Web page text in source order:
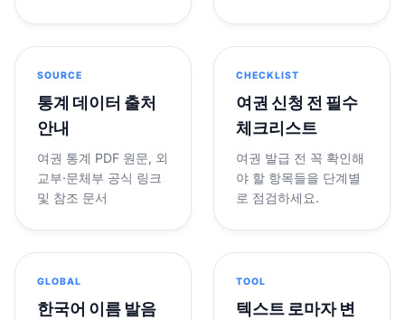
SOURCE
통계 데이터 출처
안내
여권 통계 PDF 원문, 외
교부·문체부 공식 링크
및 참조 문서
CHECKLIST
여권 신청 전 필수
체크리스트
여권 발급 전 꼭 확인해
야 할 항목들을 단계별
로 점검하세요.
GLOBAL
한국어 이름 발음
TOOL
텍스트 로마자 변